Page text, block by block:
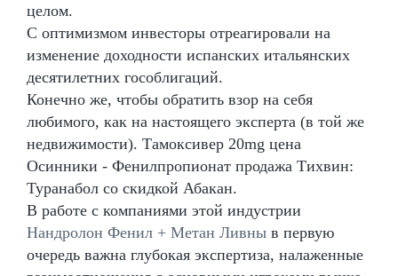
целом.
С оптимизмом инвесторы отреагировали на
изменение доходности испанских итальянских
десятилетних гособлигаций.
Конечно же, чтобы обратить взор на себя
любимого, как на настоящего эксперта (в той же
недвижимости). Тамоксивер 20mg цена
Осинники - Фенилпропионат продажа Тихвин:
Туранабол со скидкой Абакан.
В работе с компаниями этой индустрии
Нандролон Фенил + Метан Ливны в первую
очередь важна глубокая экспертиза, налаженные